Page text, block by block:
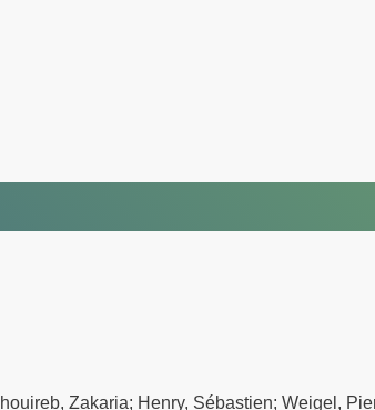
Zakaria; Henry, Sébastien; Weigel,